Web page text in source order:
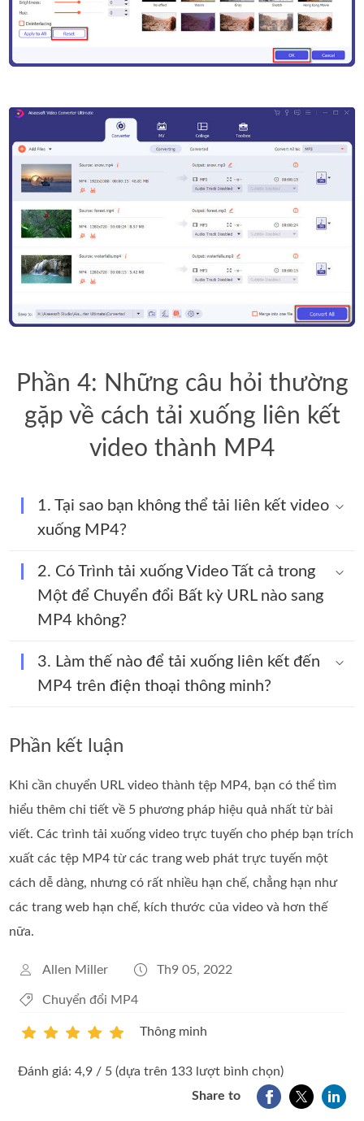
Phần 4: Những câu hỏi thường
gặp về cách tải xuống liên kết
video thành MP4
1. Tại sao bạn không thể tải liên kết video
xuống MP4?
2. Có Trình tải xuống Video Tất cả trong
Một để Chuyển đổi Bất kỳ URL nào sang
MP4 không?
3. Làm thế nào để tải xuống liên kết đến
MP4 trên điện thoại thông minh?
Phần kết luận
Khi cần chuyển URL video thành tệp MP4, bạn có thể tìm
hiểu thêm chi tiết về 5 phương pháp hiệu quả nhất từ bài
viết. Các trình tải xuống video trực tuyến cho phép bạn trích
xuất các tệp MP4 từ các trang web phát trực tuyến một
cách dễ dàng, nhưng có rất nhiều hạn chế, chẳng hạn như
các trang web hạn chế, kích thước của video và hơn thế
nữa.
Allen Miller Th9 05, 2022
Chuyển đổi MP4
Thông minh
Đánh giá: 4,9 / 5 (dựa trên 133 lượt bình chọn)
Share to